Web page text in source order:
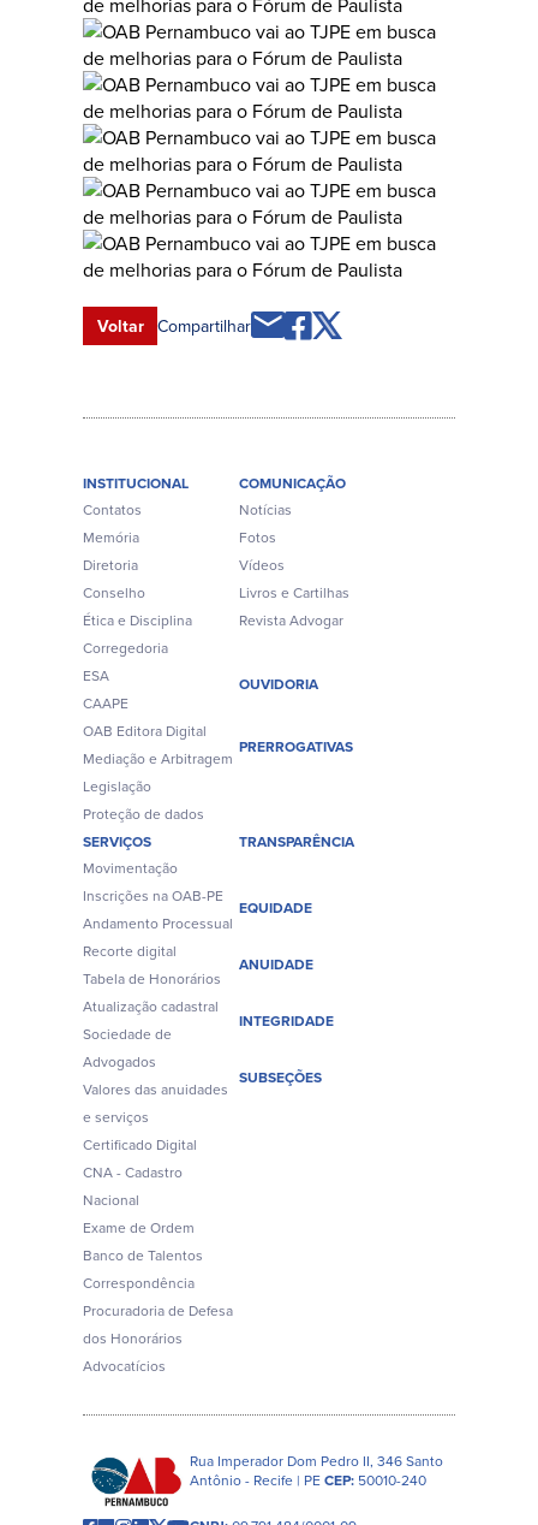
Voltar Compartilhar
INSTITUCIONAL
Contatos
Memória
Diretoria
Conselho
Ética e Disciplina
Corregedoria
ESA
CAAPE
OAB Editora Digital
Mediação e Arbitragem
Legislação
Proteção de dados
COMUNICAÇÃO
Notícias
Fotos
Vídeos
Livros e Cartilhas
Revista Advogar
OUVIDORIA
PRERROGATIVAS
SERVIÇOS
Movimentação
Inscrições na OAB-PE
Andamento Processual
Recorte digital
Tabela de Honorários
Atualização cadastral
Sociedade de
Advogados
Valores das anuidades
e serviços
Certificado Digital
CNA - Cadastro
Nacional
Exame de Ordem
Banco de Talentos
Correspondência
Procuradoria de Defesa
dos Honorários
Advocatícios
TRANSPARÊNCIA
EQUIDADE
ANUIDADE
INTEGRIDADE
SUBSEÇÕES
Rua Imperador Dom Pedro II, 346 Santo
Antônio - Recife | PECEP:50010-240